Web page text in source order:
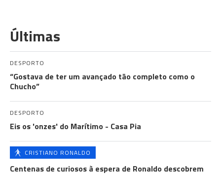
Últimas
DESPORTO
“Gostava de ter um avançado tão completo como o
Chucho”
DESPORTO
Eis os 'onzes' do Marítimo - Casa Pia
CRISTIANO RONALDO
Centenas de curiosos à espera de Ronaldo descobrem